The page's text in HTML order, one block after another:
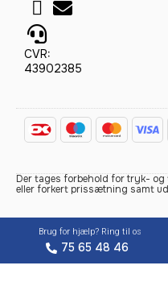
CVR:
43902385
Der tages forbehold for tryk-
eller forkert prissætning samt
Brug for hjælp? Ring til os
75 65 48 46